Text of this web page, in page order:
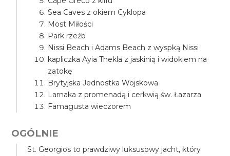
Sea Caves z okiem Cyklopa
Most Miłości
Park rzeźb
Nissi Beach i Adams Beach z wyspką Nissi
kapliczka Ayia Thekla z jaskinią i widokiem na
zatokę
Brytyjska Jednostka Wojskowa
Larnaka z promenadą i cerkwią św. Łazarza
Famagusta wieczorem
OGÓLNIE
St. Georgios to prawdziwy luksusowy jacht, który